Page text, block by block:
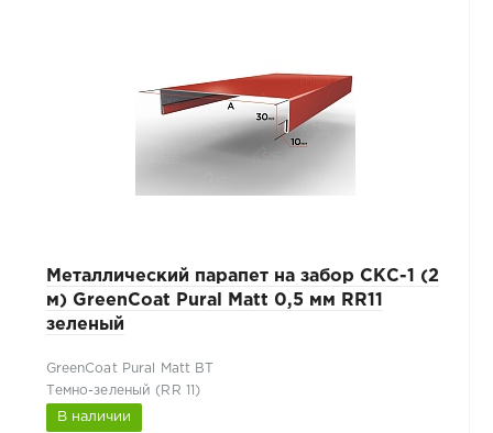
Металлический парапет на забор СКС-1 (2
м) GreenCoat Pural Matt 0,5 мм RR11
зеленый
GreenCoat Pural Matt BT
Темно-зеленый (RR 11)
В наличии